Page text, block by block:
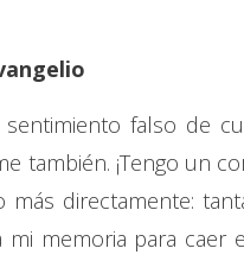
falso de
también. ¡Tengo un
directamente:
memoria para caer